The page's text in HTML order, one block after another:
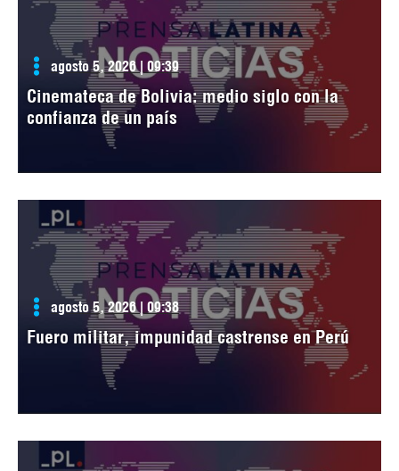
agosto 5, 2026 | 09:39
Cinemateca de Bolivia: medio siglo con la
confianza de un país
agosto 5, 2026 | 09:38
Fuero militar, impunidad castrense en Perú